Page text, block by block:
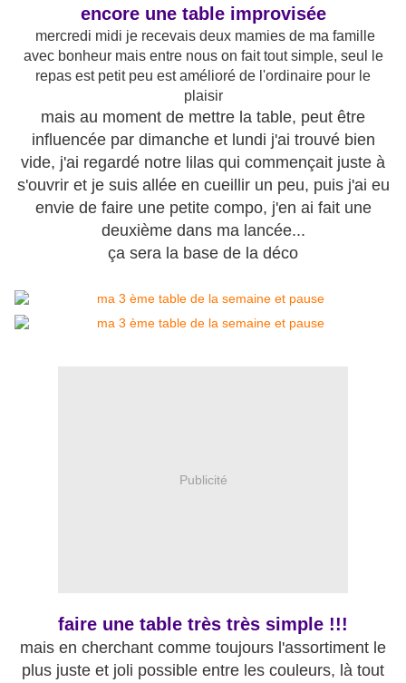
encore une table improvisée
mercredi midi je recevais deux mamies de ma famille
avec bonheur mais entre nous on fait tout simple, seul le
repas est petit peu est amélioré de l'ordinaire pour le
plaisir
mais au moment de mettre la table, peut être
influencée par dimanche et lundi j'ai trouvé bien
vide, j'ai regardé notre lilas qui commençait juste à
s'ouvrir et je suis allée en cueillir un peu, puis j'ai eu
envie de faire une petite compo, j'en ai fait une
deuxième dans ma lancée...
ça sera la base de la déco
Publicité
faire une table très très simple !!!
mais en cherchant comme toujours l'assortiment le
plus juste et joli possible entre les couleurs, là tout